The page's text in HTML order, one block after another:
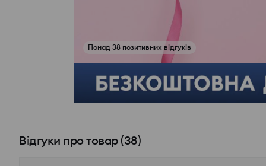
Переглянути фото з відгуків
Відгуки про товар(38)